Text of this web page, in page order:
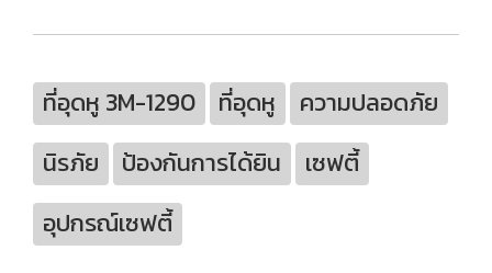
ที่อุดหู 3M-1290 ที่อุดหู
ความปลอดภัย
นิรภัย
ป้องกันการได้ยิน
เซฟตี้
อุปกรณ์เซฟตี้